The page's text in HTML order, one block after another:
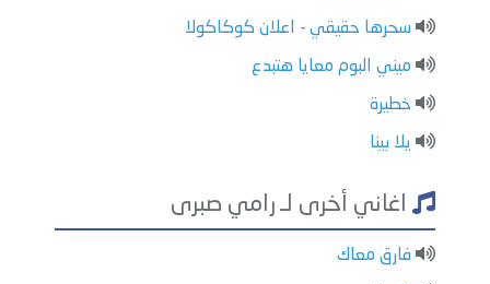
سحرها حقيقي - اعلان كوكاكولا
ميني البوم معايا هتبدع
خطيرة
يلا بينا
اغاني أخرى لـ رامي صبرى
فارق معاك